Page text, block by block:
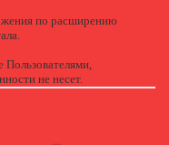
по расширению
не несет.